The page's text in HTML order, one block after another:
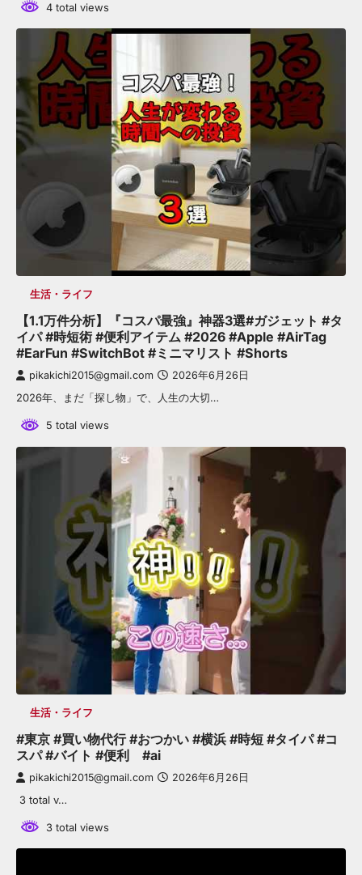
4 total views
生活・ライフ
【1.1万件分析】『コスパ最強』神器3選#ガジェット #タ
イパ #時短術 #便利アイテム #2026 #Apple #AirTag
#EarFun #SwitchBot #ミニマリスト #Shorts
pikakichi2015@gmail.com 2026年6月26日
2026年、まだ「探し物」で、人生の大切…
5 total views
生活・ライフ
#東京 #買い物代行 #おつかい #横浜 #時短 #タイパ #コ
スパ #バイト #便利 #ai
pikakichi2015@gmail.com 2026年6月26日
3 total v…
3 total views